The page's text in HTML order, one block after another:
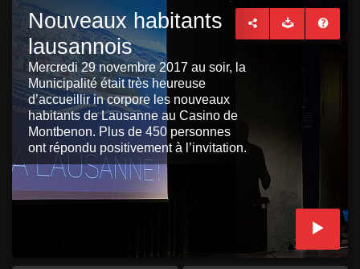
Nouveaux habitants
lausannois
Mercredi 29 novembre 2017 au soir, la
Municipalité était très heureuse
d’accueillir in corpore les nouveaux
habitants de Lausanne au Casino de
Montbenon. Plus de 450 personnes
ont répondu positivement à l’invitation.